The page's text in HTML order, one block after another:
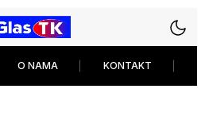
O NAMA KONTAKT